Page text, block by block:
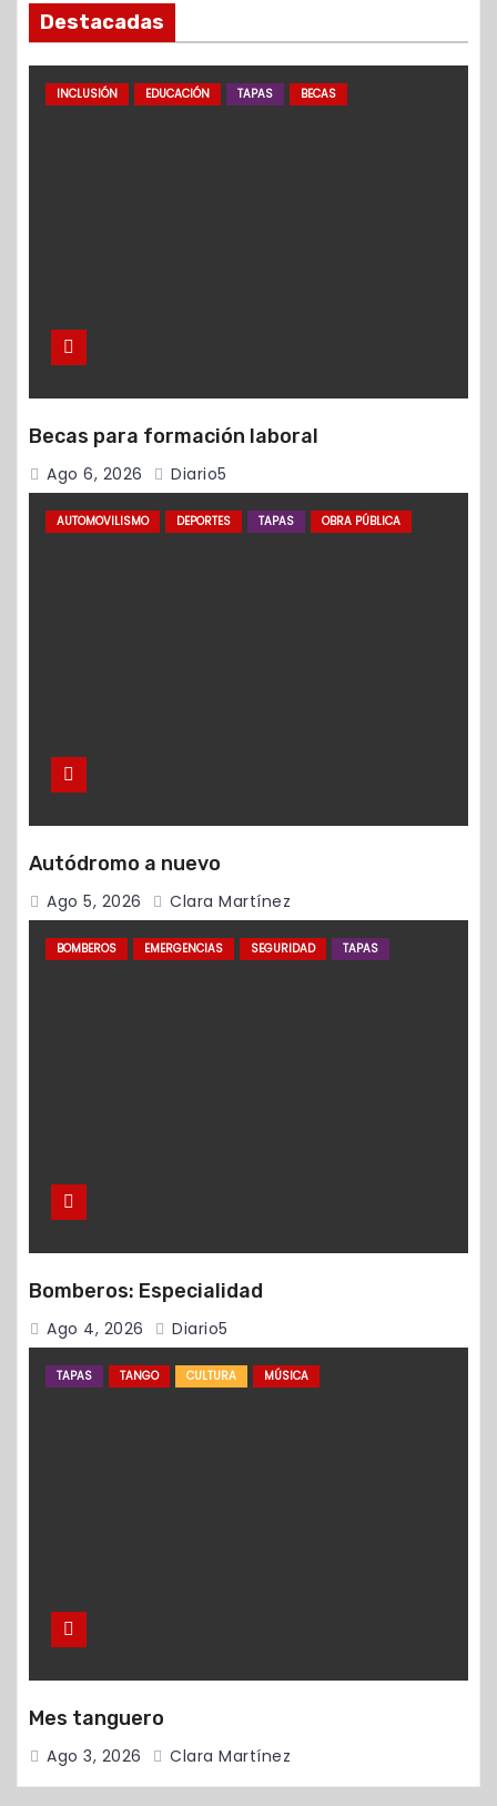
Destacadas
INCLUSIÓN EDUCACIÓN TAPAS BECAS
Becas para formación laboral
Ago 6, 2026 Diario5
AUTOMOVILISMO DEPORTES TAPAS OBRA PÚBLICA
Autódromo a nuevo
Ago 5, 2026 Clara Martínez
BOMBEROS EMERGENCIAS SEGURIDAD TAPAS
Bomberos: Especialidad
Ago 4, 2026 Diario5
TAPAS TANGO CULTURA MÚSICA
Mes tanguero
Ago 3, 2026 Clara Martínez